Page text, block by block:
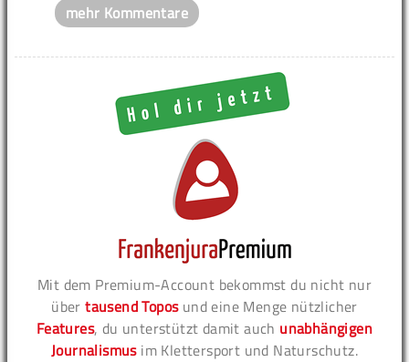
mehr Kommentare
Mit dem Premium-Account bekommst du nicht nur
übertausend Toposund eine Menge nützlicher
Features, du unterstützt damit auch unabhängigen
Journalismusim Klettersport und Naturschutz.